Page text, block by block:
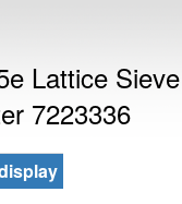
Lattice
7223336